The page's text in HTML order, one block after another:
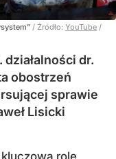
/ Źródło: YouTube /
dr.
obostrzeń
sprawie
Lisicki